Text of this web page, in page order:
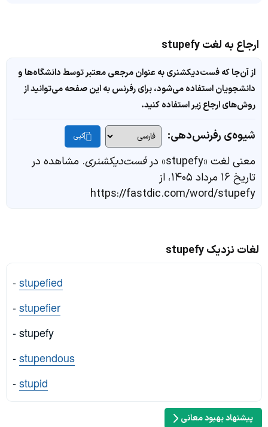
ارجاع به لغت stupefy
از آن‌جا که فست‌دیکشنری به عنوان مرجعی معتبر توسط دانشگاه‌ها و
دانشجویان استفاده می‌شود، برای رفرنس به این صفحه می‌توانید از
روش‌های ارجاع زیر استفاده کنید.
شیوه‌ی رفرنس‌دهی: کپی
معنی لغت «stupefy» در فست‌دیکشنری. مشاهده در
تاریخ ۱۶ مرداد ۱۴۰۵، از
https://fastdic.com/word/stupefy
لغات نزدیک stupefy
-stupefied
-stupefier
- stupefy
-stupendous
-stupid
پیشنهاد بهبود معانی